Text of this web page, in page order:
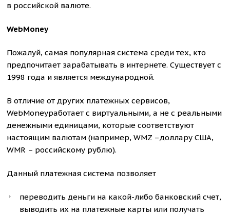
в российской валюте.
WebMoney
Пожалуй, самая популярная система среди тех, кто
предпочитает зарабатывать в интернете. Существует с
1998 года и является международной.
В отличие от других платежных сервисов,
WebMoneyработает с виртуальными, а не с реальными
денежными единицами, которые соответствуют
настоящим валютам (например, WMZ –доллару США,
WMR – российскому рублю).
Данный платежная система позволяет
переводить деньги на какой-либо банковский счет,
выводить их на платежные карты или получать